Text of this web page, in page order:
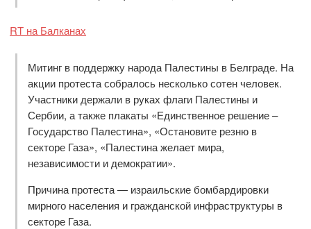
RT на Балканах
Митинг в поддержку народа Палестины в Белграде. На
акции протеста собралось несколько сотен человек.
Участники держали в руках флаги Палестины и
Сербии, а также плакаты «Единственное решение –
Государство Палестина», «Остановите резню в
секторе Газа», «Палестина желает мира,
независимости и демократии».
Причина протеста — израильские бомбардировки
мирного населения и гражданской инфраструктуры в
секторе Газа.